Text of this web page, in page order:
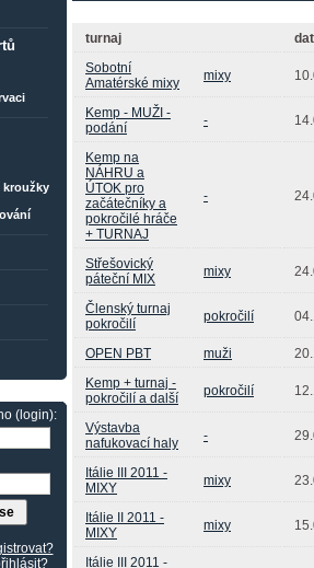
kroužky
(login):
turnaj
Sobotní
Amatérské mixy
mixy
Kemp - MUŽI -
podání
-
Kemp na
NÁHRU a
ÚTOK pro
začátečníky a
pokročilé hráče
+ TURNAJ
-
Střešovický
páteční MIX
mixy
Členský turnaj
pokročilí
pokročilí
OPEN PBT muži
Kemp + turnaj -
pokročilí a další
pokročilí
Výstavba
nafukovací haly
-
Itálie III 2011 -
MIXY
mixy
Itálie II 2011 -
MIXY
mixy
Itálie III 2011 -